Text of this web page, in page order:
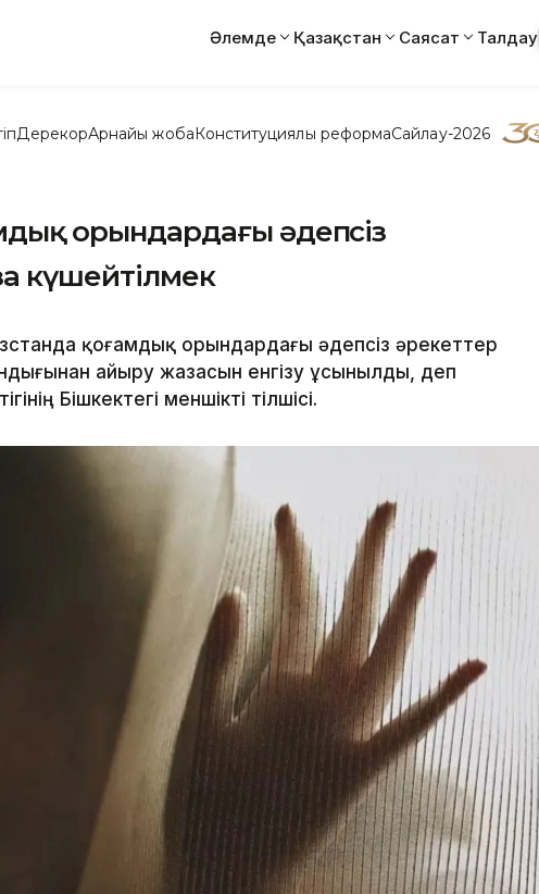
Әлемде Қазақстан Саясат Талдау
ДерекқорАрнайы жобаКонституциялық реформаСайлау-2026
орындардағы әдепсіз
күшейтілмек
қоғамдық орындардағы әдепсіз әрекеттер
айыру жазасын енгізу ұсынылды, деп
Бішкектегі меншікті тілшісі.